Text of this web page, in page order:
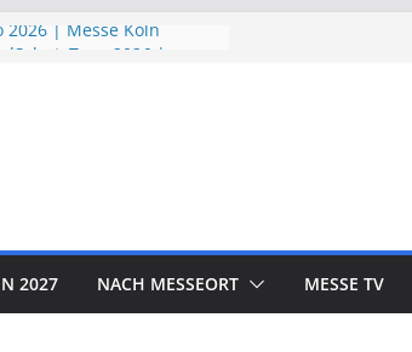
2026 | Messe Köln
EXPO 2026 | Messe
2027 NACH MESSEORT MESSE TV